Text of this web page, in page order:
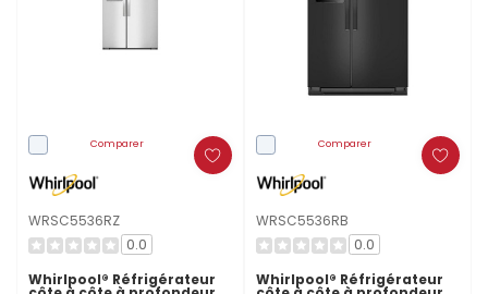
Comparer
WRSC5536RZ
0.0
Whirlpool® Réfrigérateur
Comparer
WRSC5536RB
0.0
Whirlpool® Réfrigérateur